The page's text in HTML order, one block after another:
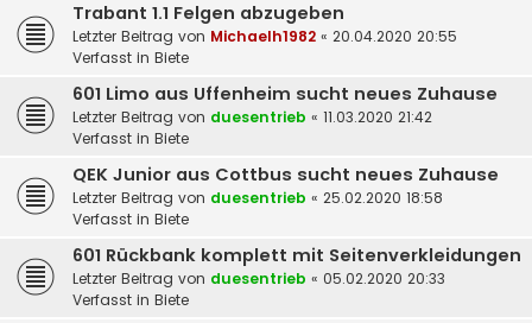
Trabant 1.1 Felgen abzugeben
Letzter Beitrag von Michaelh1982 « 20.04.2020 20:55
Verfasst in Biete
601 Limo aus Uffenheim sucht neues Zuhause
Letzter Beitrag von duesentrieb « 11.03.2020 21:42
Verfasst in Biete
QEK Junior aus Cottbus sucht neues Zuhause
Letzter Beitrag von duesentrieb « 25.02.2020 18:58
Verfasst in Biete
601 Rückbank komplett mit Seitenverkleidungen
Letzter Beitrag von duesentrieb « 05.02.2020 20:33
Verfasst in Biete